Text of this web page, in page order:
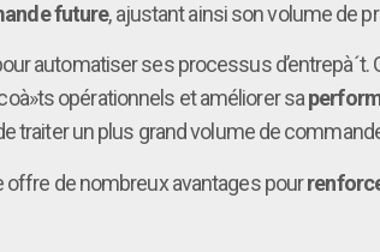
future, ajustant ainsi son volume de
automatiser ses processus d’entrepà´t.
opérationnels et améliorer sa
traiter un plus grand volume de
offre de nombreux avantages pour